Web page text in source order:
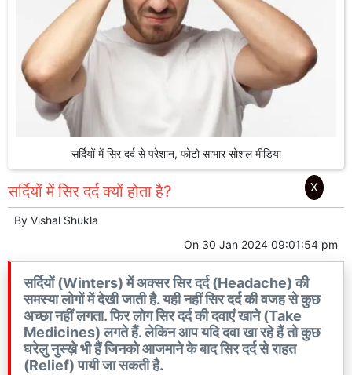
सर्दियों में सिर दर्द से परेशान, फोटो साभार सोशल मीडिया
सर्दियों में सिर दर्द क्यों होता है?
By Vishal Shukla
On 30 Jan 2024 09:01:54 pm
सर्दियों (Winters) में अक्सर सिर दर्द (Headache) की
समस्या लोगों में देखी जाती है. यही नहीं सिर दर्द की वजह से कुछ
अच्छा नहीं लगता. फिर लोग सिर दर्द की दवाएं खाने (Take
Medicines) लगते हैं. लेकिन आप यदि दवा खा रहे हैं तो कुछ
घरेलु नुस्ख़े भी हैं जिनको आजमाने के बाद सिर दर्द से राहत
(Relief) पायी जा सकती है.
X